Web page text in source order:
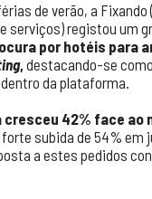
de verão, a
serviços) registou um
por hotéis para
,destacando-se
da plataforma.
cresceu 42% face ao
subida de 54% em
a estes pedidos